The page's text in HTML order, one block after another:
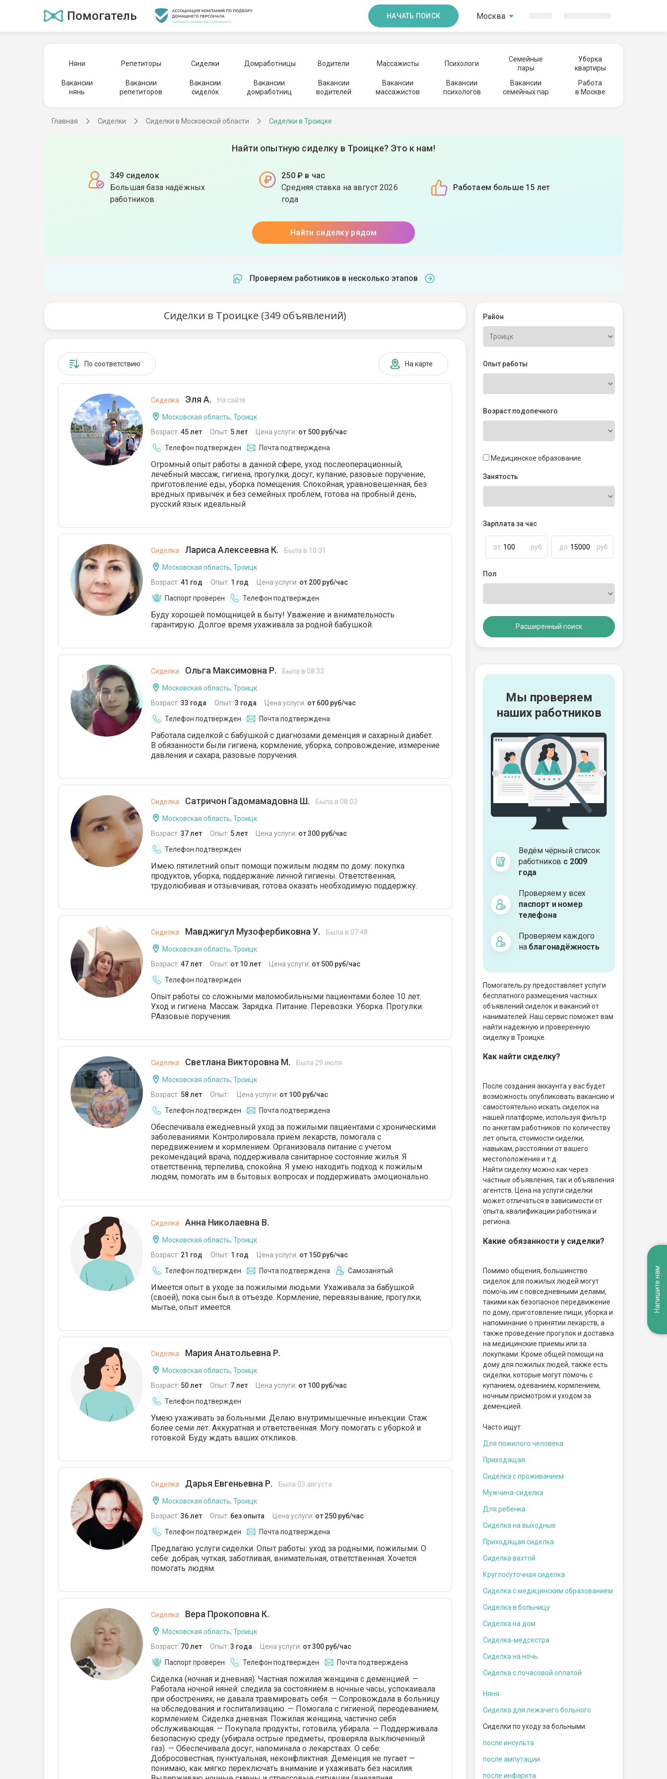
Помогатель НАЧАТЬ ПОИСК Москва
Няни Репетиторы Сиделки Домработницы Водители Массажисты Психологи
Семейные
пары
Уборка
квартиры
Вакансии
нянь
Вакансии
репетиторов
Вакансии
сиделок
Вакансии
домработниц
Вакансии
водителей
Вакансии
массажистов
Вакансии
психологов
Вакансии
семейных пар
Работа
в Москве
Главная Сиделки Сиделки в Московской области Сиделки в Троицке
Найти опытную сиделку в Троицке? Это к нам!
349 сиделок
Большая база надёжных
работников
250 ₽ в час
Средняя ставка на август 2026
года
Работаем больше 15 лет
Найти сиделку рядом
Проверяем работников в несколько этапов
Сиделки в Троицке (349 объявлений)
По соответствию На карте
Сиделка Эля А. На сайте
Московская область, Троицк
Возраст: 45 лет Опыт: 5 лет Цена услуги: от 500 руб/час
Телефон подтвержден
Почта подтверждена
Огромный опыт работы в данной сфере, уход послеоперационный,
лечебный массаж, гигиена, прогулки, досуг, купание, разовые поручение,
приготовление еды, уборка помещения. Спокойная, уравновешенная, без
вредных привычек и без семейных проблем, готова на пробный день,
русский язык идеальный
Сиделка Лариса Алексеевна К. Была в 10:31
Московская область, Троицк
Возраст: 41 год Опыт: 1 год Цена услуги: от 200 руб/час
Паспорт проверен
Телефон подтвержден
Буду хорошей помощницей в быту! Уважение и внимательность
гарантирую. Долгое время ухаживала за родной бабушкой.
Сиделка Ольга Максимовна Р. Была в 08:33
Московская область, Троицк
Возраст: 33 года Опыт: 3 года Цена услуги: от 600 руб/час
Телефон подтвержден
Почта подтверждена
Работала сиделкой с бабушкой с диагнозами деменция и сахарный диабет.
В обязанности были гигиена, кормление, уборка, сопровождение, измерение
давления и сахара, разовые поручения.
Сиделка Сатричон Гадомамадовна Ш. Была в 08:03
Московская область, Троицк
Возраст: 37 лет Опыт: 5 лет Цена услуги: от 300 руб/час
Телефон подтвержден
Имею пятилетний опыт помощи пожилым людям по дому: покупка
продуктов, уборка, поддержание личной гигиены. Ответственная,
трудолюбивая и отзывчивая, готова оказать необходимую поддержку.
Сиделка Мавджигул Музофербиковна У. Была в 07:48
Московская область, Троицк
Возраст: 47 лет Опыт: от 10 лет Цена услуги: от 500 руб/час
Телефон подтвержден
Опыт работы со сложными маломобильными пациентами более 10 лет.
Уход и гигиена. Массаж. Зарядка. Питание. Перевозки. Уборка. Прогулки.
РАазовые поручения.
Сиделка Светлана Викторовна М. Была 29 июля
Московская область, Троицк
Возраст: 58 лет Опыт: Цена услуги: от 100 руб/час
Телефон подтвержден
Почта подтверждена
Обеспечивала ежедневный уход за пожилыми пациентами с хроническими
заболеваниями. Контролировала приём лекарств, помогала с
передвижением и кормлением. Организовала питание с учётом
рекомендаций врача, поддерживала санитарное состояние жилья. Я
ответственна, терпелива, спокойна. Я умею находить подход к пожилым
людям, помогать им в бытовых вопросах и поддерживать эмоционально.
Сиделка Анна Николаевна В.
Московская область, Троицк
Возраст: 21 год Опыт: 1 год Цена услуги: от 150 руб/час
Телефон подтвержден
Почта подтверждена Самозанятый
Имеется опыт в уходе за пожилыми людьми. Ухаживала за бабушкой
(своей), пока сын был в отъезде. Кормление, перевязывание, прогулки,
мытье, опыт имеется.
Сиделка Мария Анатольевна Р.
Московская область, Троицк
Возраст: 50 лет Опыт: 7 лет Цена услуги: от 100 руб/час
Телефон подтвержден
Умею ухаживать за больными. Делаю внутримышечные инъекции. Стаж
более семи лет. Аккуратная и ответственная. Могу помогать с уборкой и
готовкой. Буду ждать ваших откликов.
Сиделка Дарья Евгеньевна Р. Была 03 августа
Московская область, Троицк
Возраст: 36 лет Опыт: без опыта Цена услуги: от 250 руб/час
Телефон подтвержден
Почта подтверждена
Предлагаю услуги сиделки. Опыт работы: уход за родными, пожилыми. О
себе: добрая, чуткая, заботливая, внимательная, ответственная. Хочется
помогать людям.
Сиделка Вера Прокоповна К.
Московская область, Троицк
Возраст: 70 лет Опыт: 3 года Цена услуги: от 300 руб/час
Паспорт проверен
Телефон подтвержден Почта подтверждена
Сиделка (ночная и дневная). Частная пожилая женщина с деменцией. —
Работала ночной няней: следила за состоянием в ночные часы, успокаивала
при обострениях, не давала травмировать себя. — Сопровождала в больницу
на обследования и госпитализацию. — Помогала с гигиеной, переодеванием,
кормлением. Сиделка дневная. Пожилая женщина, частично себя
обслуживающая. — Покупала продукты, готовила, убирала. — Поддерживала
безопасную среду (убирала острые предметы, проверяла выключенный
газ). — Обеспечивала досуг, напоминала о лекарствах. О себе:
Добросовестная, пунктуальная, неконфликтная. Деменция не пугает —
понимаю, как мягко переключать внимание и ухаживать без насилия.
Район
Опыт работы
Возраст подопечного
Медицинское образование
Занятость
Зарплата за час
от руб до руб
Пол
Расширенный поиск
Мы проверяем
наших работников
Ведём чёрный список
работников с 2009
года
Проверяем у всех
паспорт и номер
телефона
Проверяем каждого
на благонадёжность
Помогатель.ру предоставляет услуги
бесплатного размещения частных
объявлений сиделок и вакансий от
нанимателей. Наш сервис поможет вам
найти надежную и проверенную
сиделку в Троицке.
Как найти сиделку?
После создания аккаунта у вас будет
возможность опубликовать вакансию и
самостоятельно искать сиделок на
нашей платформе, используя фильтр
по анкетам работников: по количеству
лет опыта, стоимости сиделки,
навыкам, расстоянии от вашего
местоположения и т.д.
Найти сиделку можно как через
частные объявления, так и объявления
агентств. Цена на услуги сиделки
может отличаться в зависимости от
опыта, квалификации работника и
региона.
Какие обязанности у сиделки?
Помимо общения, большинство
сиделок для пожилых людей могут
помочь им с повседневными делами,
такими как безопасное передвижение
по дому, приготовление пищи, уборка и
напоминание о принятии лекарств, а
также проведение прогулок и доставка
на медицинские приемы или за
покупками. Кроме общей помощи на
дому для пожилых людей, также есть
сиделки, которые могут помочь с
купанием, одеванием, кормлением,
ночным присмотром и уходом за
деменцией.
Часто ищут:
Для пожилого человека
Приходящая
Сиделка с проживанием
Мужчина-сиделка
Для ребенка
Сиделка на выходные
Приходящая сиделка
Сиделка вахтой
Круглосуточная сиделка
Сиделка с медицинским образованием
Сиделка в больницу
Сиделка на дом
Сиделка-медсестра
Сиделка на ночь
Сиделка с почасовой оплатой
Няня
Сиделка для лежачего больного
Сиделки по уходу за больными:
после инсульта
после ампутации
после инфаркта
Напишите нам